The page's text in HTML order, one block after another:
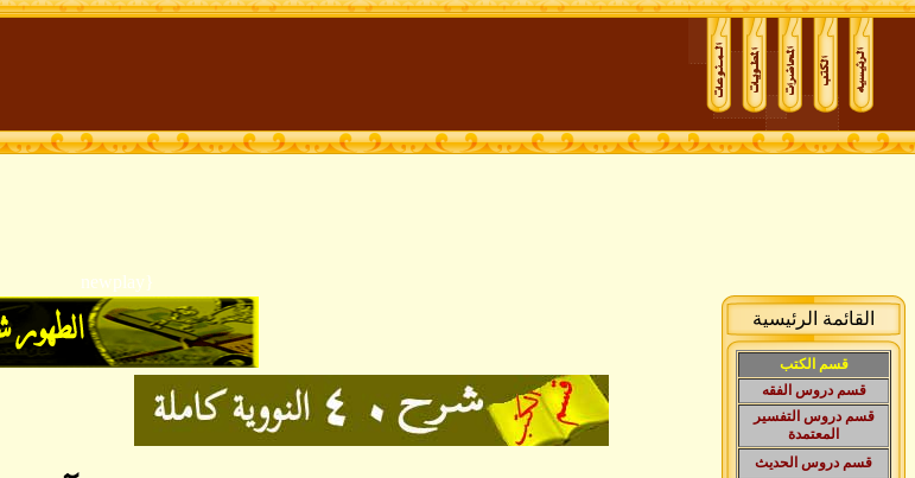
{newplay
القائمة الرئيسية
قسم الكتب
قسم دروس الفقه
قسم دروس التفسير
المعتمدة
قسم دروس الحديث